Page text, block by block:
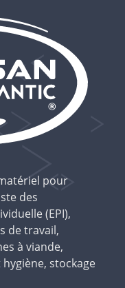
pour
des
(EPI),
de travail,
à viande,
stockage